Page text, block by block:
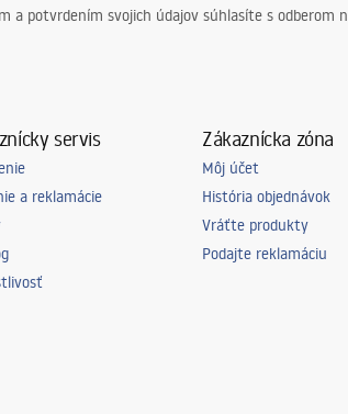
a potvrdením svojich údajov súhlasíte s odberom
servis
a reklamácie
Zákaznícka zóna
Môj účet
História objednávok
Vráťte produkty
Podajte reklamáciu